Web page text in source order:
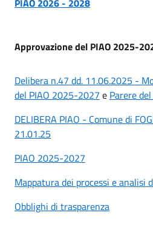
Approvazione del PIAO 2025-
Delibera n.47 dd. 11.06.2025 -
del PIAO 2025-2027 e Parere
DELIBERA PIAO - Comune di
21.01.25
PIAO 2025-2027
Mappatura dei processi e analisi
Obblighi di trasparenza